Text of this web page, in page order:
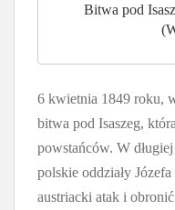
Bitwa pod
6 kwietnia 1849 roku,
bitwa pod Isaszeg,
powstańców. W
polskie oddziały
austriacki atak i